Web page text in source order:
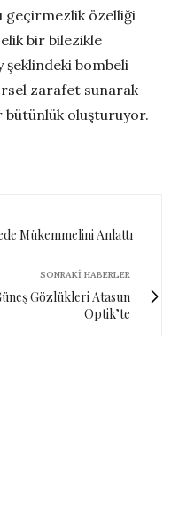
geçirmezlik özelliği
bir bilezikle
şeklindeki bombeli
zarafet sunarak
bütünlük oluşturuyor.
Mükemmelini Anlattı
SONRAKI HABERLER
Gözlükleri Atasun
Optik’te